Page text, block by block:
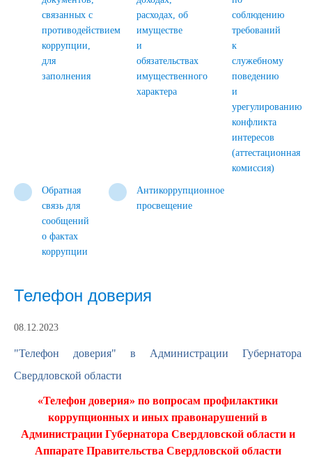
связанных с
противодействием
коррупции,
для
заполнения
расходах, об
имуществе
и
обязательствах
имущественного
характера
соблюдению
требований
к
служебному
поведению
и
урегулированию
конфликта
интересов
(аттестационная
комиссия)
Обратная
связь для
сообщений
о фактах
коррупции
Антикоррупционное
просвещение
Телефон доверия
08.12.2023
"Телефон доверия" в Администрации Губернатора
Свердловской области
«Телефон доверия» по вопросам профилактики
коррупционных и иных правонарушений в
Администрации Губернатора Свердловской области и
Аппарате Правительства Свердловской области